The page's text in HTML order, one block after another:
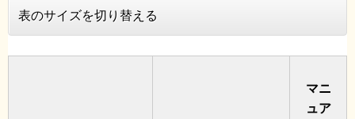
表のサイズを切り替える
マニ
ュア